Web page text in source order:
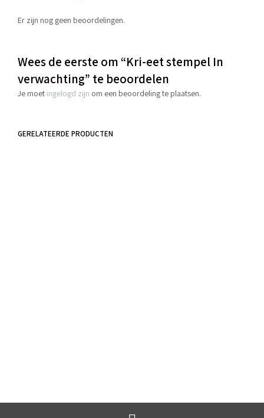
Er zijn nog geen beoordelingen.
Wees de eerste om “Kri-eet stempel In
verwachting” te beoordelen
Je moet ingelogd zijn om een beoordeling te plaatsen.
GERELATEERDE PRODUCTEN